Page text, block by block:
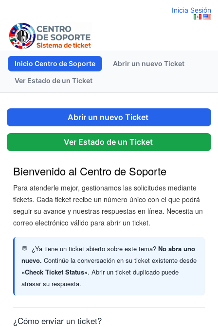
Inicia Sesión
Inicio Centro de Soporte Abrir un nuevo Ticket
Ver Estado de un Ticket
Abrir un nuevo Ticket
Ver Estado de un Ticket
Bienvenido al Centro de Soporte
Para atenderle mejor, gestionamos las solicitudes mediante
tickets. Cada ticket recibe un número único con el que podrá
seguir su avance y nuestras respuestas en línea. Necesita un
correo electrónico válido para abrir un ticket.
¿Ya tiene un ticket abierto sobre este tema? No abra uno
nuevo. Continúe la conversación en su ticket existente desde
«Check Ticket Status». Abrir un ticket duplicado puede
atrasar su respuesta.
¿Cómo enviar un ticket?